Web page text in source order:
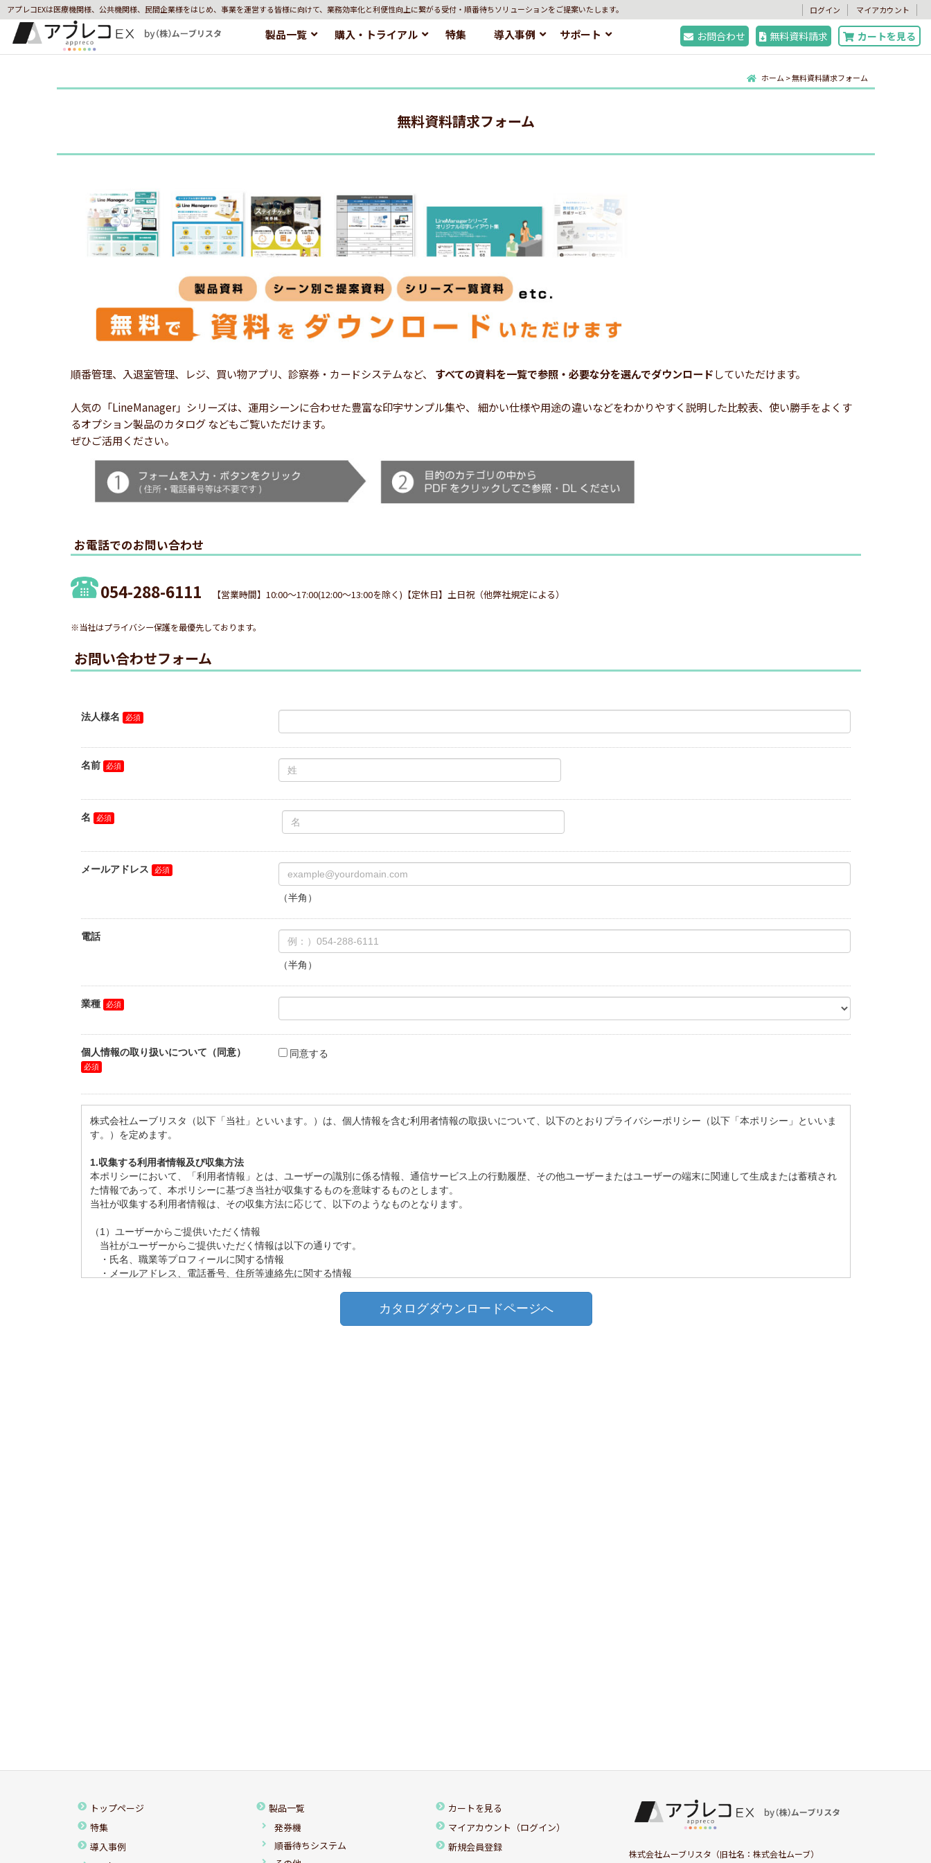
アプレコEXは医療機関様、公共機関様、民間企業様をはじめ、事業を運営する皆様に向けて、業務効率化と利便性向上に繋がる受付・順番待ちソリューションをご提案いたします。 ログイン マイアカウント
製品一覧 購入・トライアル 特集 導入事例 サポート お問合わせ 無料資料請求 カートを見る
ホーム >無料資料請求フォーム
無料資料請求フォーム
順番管理、入退室管理、レジ、買い物アプリ、診察券・カードシステムなど、 すべての資料を一覧で参照・必要な分を選んでダウンロードしていただけます。
人気の「LineManager」シリーズは、運用シーンに合わせた豊富な印字サンプル集や、 細かい仕様や用途の違いなどをわかりやすく説明した比較表、使い勝手をよくす
るオプション製品のカタログ などもご覧いただけます。
ぜひご活用ください。
お電話でのお問い合わせ
054-288-6111 【営業時間】10:00～17:00(12:00～13:00を除く)【定休日】土日祝（他弊社規定による）
※当社はプライバシー保護を最優先しております。
お問い合わせフォーム
トップページ
特集
導入事例
製品一覧
発券機
順番待ちシステム
カートを見る
マイアカウント（ログイン）
新規会員登録
株式会社ムーブリスタ（旧社名：株式会社ムーブ）